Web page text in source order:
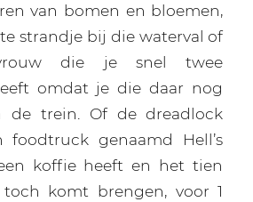
van bomen en bloemen,
strandje bij die waterval of
die je snel twee
omdat je die daar nog
trein. Of de dreadlock
genaamd Hell’s
koffie heeft en het tien
komt brengen, voor 1